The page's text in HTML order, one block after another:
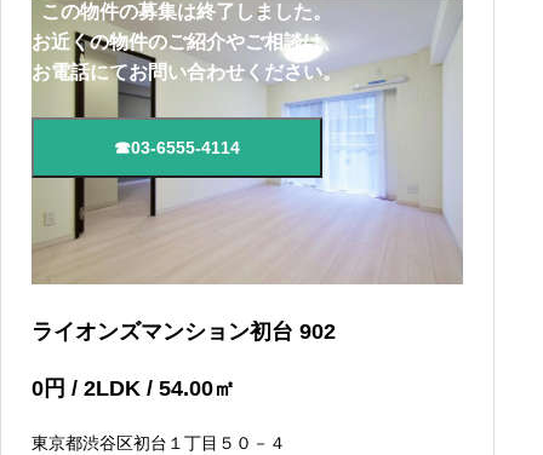
この物件の募集は終了しました。
お近くの物件のご紹介やご相談は、
お電話にてお問い合わせください。
☎03-6555-4114
ライオンズマンション初台 902
0 円 / 2LDK / 54.00㎡
東京都渋谷区初台１丁目５０－４